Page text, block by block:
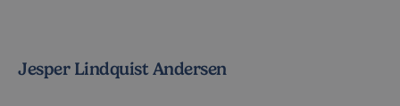
Jesper Lindquist Andersen